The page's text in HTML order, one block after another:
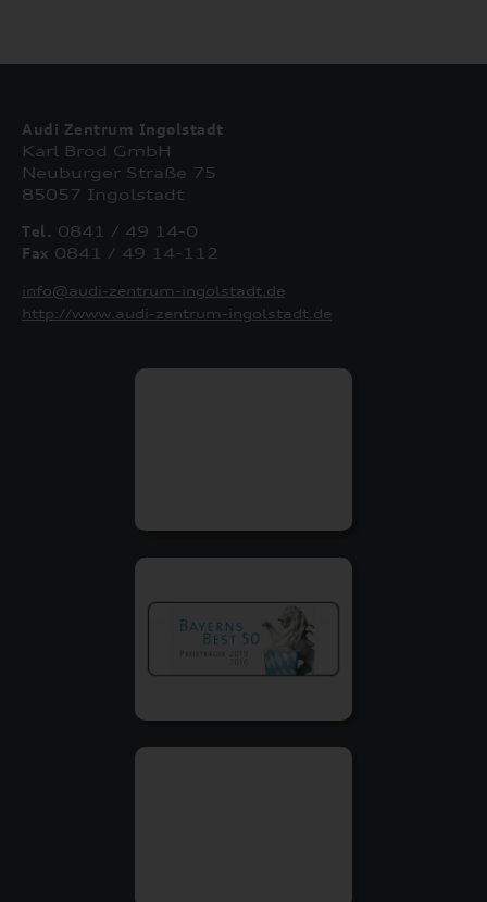
Audi Zentrum Ingolstadt
Karl Brod GmbH
Neuburger Straße 75
85057 Ingolstadt
Tel. 0841 / 49 14-0
Fax 0841 / 49 14-112
info@audi-zentrum-ingolstadt.de
http://www.audi-zentrum-ingolstadt.de